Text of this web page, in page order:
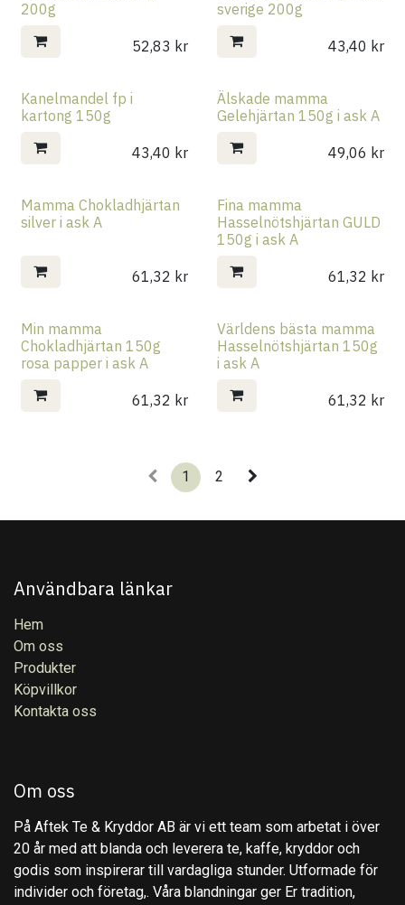
200g
52,83 kr
sverige 200g
43,40 kr
Kanelmandel fp i
kartong 150g
43,40 kr
Älskade mamma
Gelehjärtan 150g i ask A
49,06 kr
Mamma Chokladhjärtan
silver i ask A
61,32 kr
Fina mamma
Hasselnötshjärtan GULD
150g i ask A
61,32 kr
Min mamma
Chokladhjärtan 150g
rosa papper i ask A
61,32 kr
Världens bästa mamma
Hasselnötshjärtan 150g
i ask A
61,32 kr
1 2
Användbara länkar
Hem
Om oss
Produkter
Köpvillkor
Kontakta oss
Om oss
På Aftek Te & Kryddor AB är vi ett team som arbetat i över
20 år med att blanda och leverera te, kaffe, kryddor och
godis som inspirerar till vardagliga stunder. Utformade för
individer och företag,. Våra blandningar ger Er tradition,